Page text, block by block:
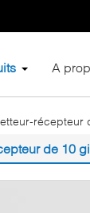
A
récepteur
de 10